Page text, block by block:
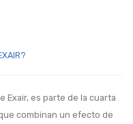
Exair, es parte de la cuarta
combinan un efecto de